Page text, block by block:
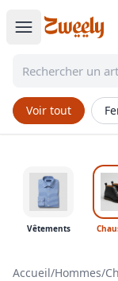
Voir tout
Vêtements
Accueil/Hommes/